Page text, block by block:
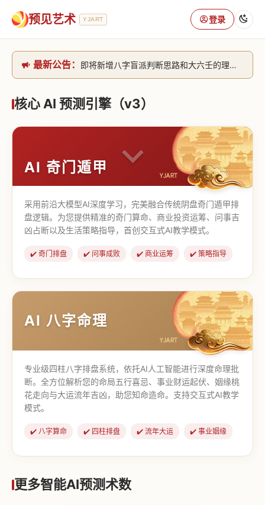
预见艺术 YJART 登录
最新公告：
即将新增八字盲派判断思路和大六壬的理气+取像判断思路。[内侧中，捐赠会员可用]2026/6/30
网站升级完成，升级全模块的算法，限时开放用户注册。2026/6/27
核心 AI 预测引擎（v3）
AI 奇门遁甲
采用前沿大模型AI深度学习，完美融合传统阴盘奇门遁甲排
盘逻辑。为您提供精准的奇门算命、商业投资运筹、问事吉
凶占断以及生活策略指导，首创交互式AI教学模式。
✔️ 奇门排盘 ✔️ 问事成败 ✔️ 商业运筹 ✔️ 策略指导
【道家奇门】 【传统奇门】
AI 八字命理
专业级四柱八字排盘系统，依托AI人工智能进行深度命理批
断。全方位解析您的命局五行喜忌、事业财运起伏、姻缘桃
花走向与大运流年吉凶，助您知命造命。支持交互式AI教学
模式。
✔️ 八字算命 ✔️ 四柱排盘 ✔️ 流年大运 ✔️ 事业姻缘
更多智能AI预测术数